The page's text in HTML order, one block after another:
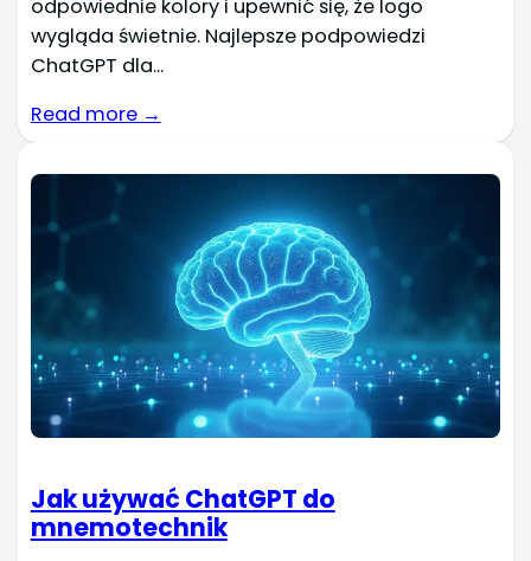
odpowiednie kolory i upewnić się, że logo
wygląda świetnie. Najlepsze podpowiedzi
ChatGPT dla...
Read more →
Jak używać ChatGPT do
mnemotechnik